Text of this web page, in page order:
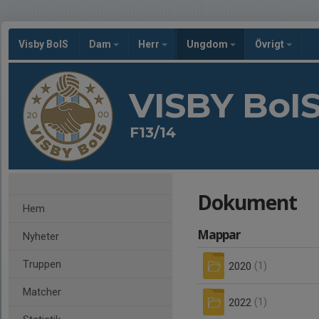
Visby BoIS Dam Herr Ungdom Övrigt
VISBY
F13/14
Hem
Nyheter
Truppen
Matcher
Dokument
Mappar
2020 (1)
2022 (1)